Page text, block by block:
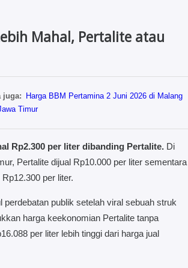
Mahal, Pertalite atau
juga:
Harga BBM Pertamina 2 Juni 2026 di Malang
Timur
Rp2.300 per liter dibanding Pertalite. Di
Pertalite dijual Rp10.000 per liter sementara
per liter.
perdebatan publik setelah viral sebuah struk
harga keekonomian Pertalite tanpa
per liter lebih tinggi dari harga jual